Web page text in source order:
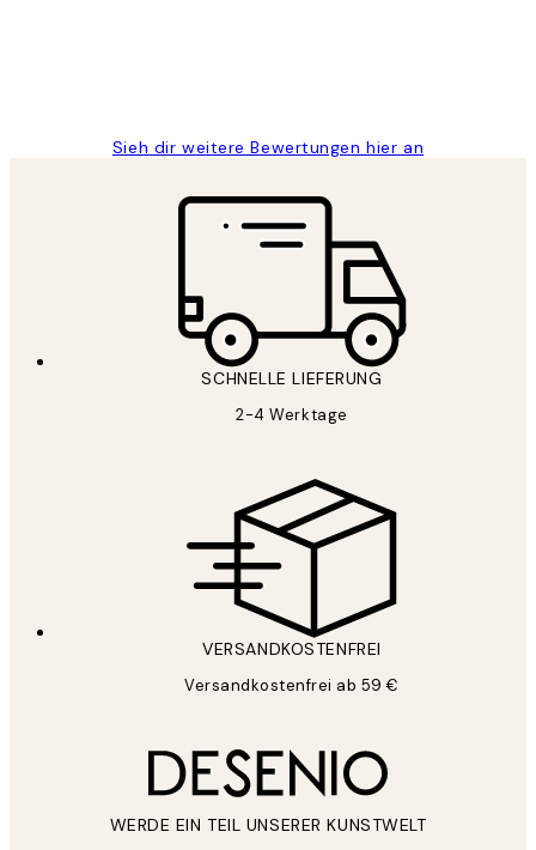
Sieh dir weitere Bewertungen hier an
SCHNELLE LIEFERUNG
2-4 Werktage
VERSANDKOSTENFREI
Versandkostenfrei ab 59 €
WERDE EIN TEIL UNSERER KUNSTWELT